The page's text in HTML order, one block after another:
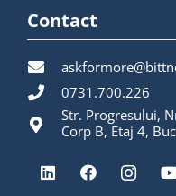
Contact
0731.700.226
Str. Progresului,
Corp B, Etaj 4,